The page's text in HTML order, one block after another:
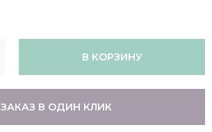
В КОРЗИНУ
ЗАКАЗ В ОДИН КЛИК